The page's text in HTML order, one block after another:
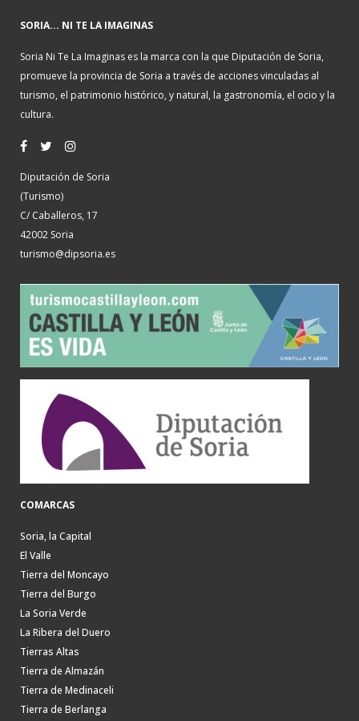
SORIA... NI TE LA IMAGINAS
Soria Ni Te La Imaginas es la marca con la que Diputación de Soria,
promueve la provincia de Soria a través de acciones vinculadas al
turismo, el patrimonio histórico, y natural, la gastronomía, el ocio y la
cultura.
Diputación de Soria
(Turismo)
C/ Caballeros, 17
42002 Soria
turismo@dipsoria.es
COMARCAS
Soria, la Capital
El Valle
Tierra del Moncayo
Tierra del Burgo
La Soria Verde
La Ribera del Duero
Tierras Altas
Tierra de Almazán
Tierra de Medinaceli
Tierra de Berlanga